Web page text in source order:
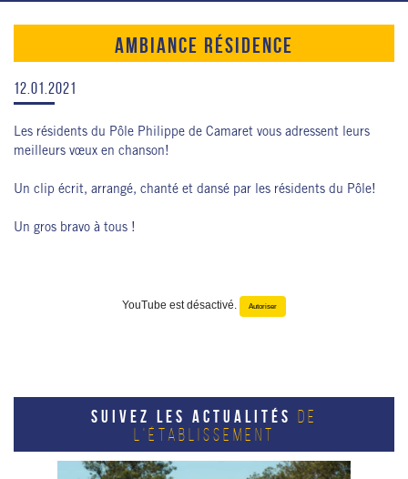
AMBIANCE RÉSIDENCE
12.01.2021
Les résidents du Pôle Philippe de Camaret vous adressent leurs
meilleurs vœux en chanson!
Un clip écrit, arrangé, chanté et dansé par les résidents du Pôle!
Un gros bravo à tous !
YouTube est désactivé. Autoriser
SUIVEZ LES ACTUALITÉS DE
L'ÉTABLISSEMENT